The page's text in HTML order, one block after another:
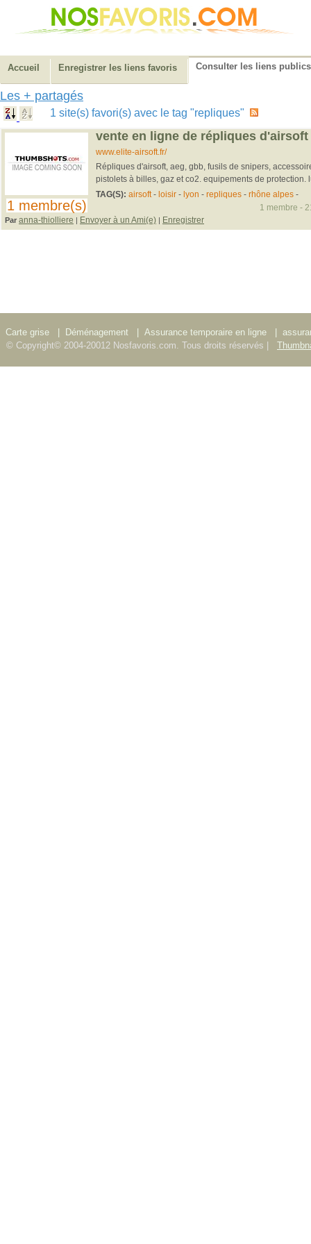
Accueil Enregistrer les liens favoris Consulter les liens publics
Les + partagés
1 site(s) favori(s) avec le tag "repliques"
1 membre(s)
vente en ligne de répliques
www.elite-airsoft.fr/
Répliques d'airsoft, aeg, gbb, fusils de snipers,
pistolets à billes, gaz et co2. equipements de protection.
TAG(S): airsoft- loisir- lyon - repliques- rhône alpes-
Par anna-thiolliere | Envoyer à un Ami(e) | Enregistrer
1 membre -
Carte grise Déménagement Assurance temporaire en ligne
© Copyright© 2004-20012 Nosfavoris.com. Tous droits réservés |